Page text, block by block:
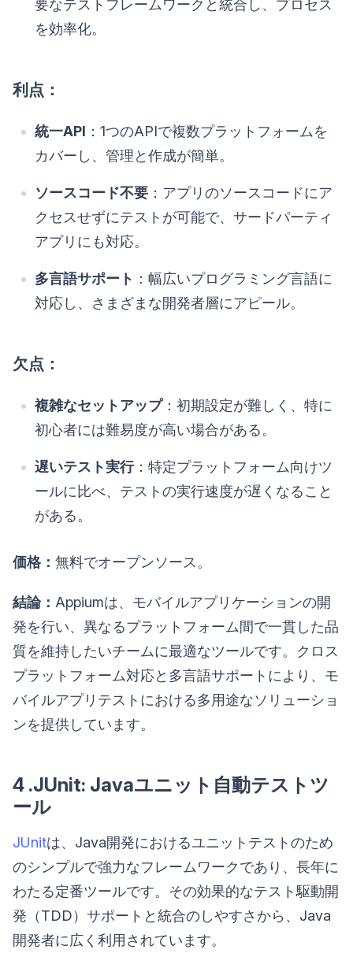
要なテストフレームワークと統合し、プロセス
を効率化。
利点：
統一API ：1つのAPIで複数プラットフォームを
カバーし、管理と作成が簡単。
ソースコード不要 ：アプリのソースコードにア
クセスせずにテストが可能で、サードパーティ
アプリにも対応。
多言語サポート ：幅広いプログラミング言語に
対応し、さまざまな開発者層にアピール。
欠点：
複雑なセットアップ：初期設定が難しく、特に
初心者には難易度が高い場合がある。
遅いテスト実行：特定プラットフォーム向けツ
ールに比べ、テストの実行速度が遅くなること
がある。
価格： 無料でオープンソース。
結論： Appiumは、モバイルアプリケーションの開
発を行い、異なるプラットフォーム間で一貫した品
質を維持したいチームに最適なツールです。クロス
プラットフォーム対応と多言語サポートにより、モ
バイルアプリテストにおける多用途なソリューショ
ンを提供しています。
4 .JUnit: Javaユニット自動テストツ
ール
JUnitは、Java開発におけるユニットテストのため
のシンプルで強力なフレームワークであり、長年に
わたる定番ツールです。その効果的なテスト駆動開
発（TDD）サポートと統合のしやすさから、Java
開発者に広く利用されています。